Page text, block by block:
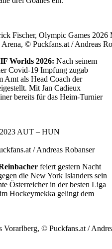
Fischer, Olympic Games 2026
© Puckfans.at / Andreas
Worlds 2026: Nach seinem
Covid-19 Impfung zugab
Amt als Head Coach der
Mit Jan Cadieux
bereits für das Heim-Turnier
AUT – HUN
/ Andreas Robanser
feiert gestern Nacht
die New York Islanders sein
Österreicher in der besten Liga
Hockeymekka gelingt dem
Vorarlberg, © Puckfans.at /